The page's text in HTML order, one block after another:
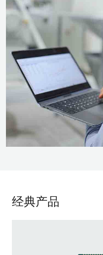
经典产品